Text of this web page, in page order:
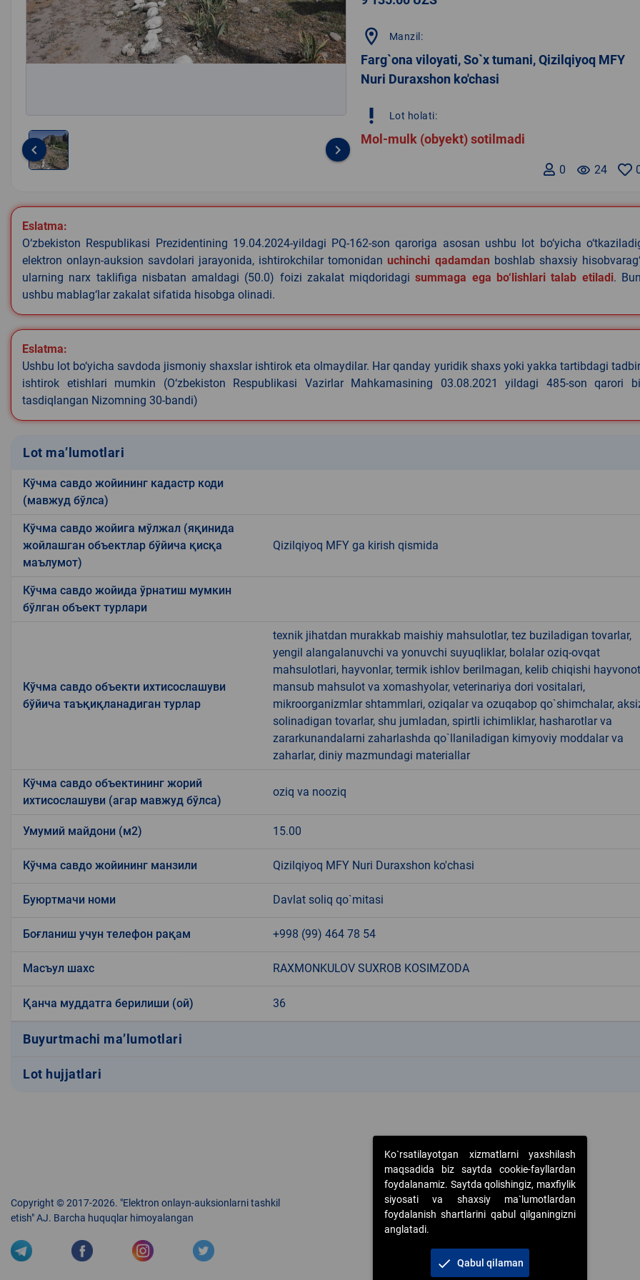
of
1
keyboard_arrow_left keyboard_arrow_right
location_on Manzil:
Farg`ona viloyati, So`x tumani, Qizilqiyoq MFY
Nuri Duraxshon ko'chasi
priority_high Lot holati:
Mol-mulk (obyekt) sotilmadi
remove_red_eye 24
0
Eslatma:
O‘zbekiston Respublikasi Prezidentining 19.04.2024-yildagi PQ-162-son qaroriga asosan ushbu lot bo‘yicha
elektron onlayn-auksion savdolari jarayonida, ishtirokchilar tomonidanuchinchi qadamdan boshlab shaxsiy
ularning narx taklifiga nisbatan amaldagi (50.0) foizi zakalat miqdoridagisummaga ega bo‘lishlari talab etiladi.
ushbu mablag‘lar zakalat sifatida hisobga olinadi.
Eslatma:
Ushbu lot bo‘yicha savdoda jismoniy shaxslar ishtirok eta olmaydilar. Har qanday yuridik shaxs yoki yakka tartibdagi
ishtirok etishlari mumkin (O‘zbekiston Respublikasi Vazirlar Mahkamasining 03.08.2021 yildagi 485-son qarori
tasdiqlangan Nizomning 30-bandi)
Lot ma’lumotlari
Кўчма савдо жойининг кадастр коди
(мавжуд бўлса)
Кўчма савдо жойига мўлжал (яқинида
жойлашган объектлар бўйича қисқа
маълумот)
Qizilqiyoq MFY ga kirish qismida
Кўчма савдо жойида ўрнатиш мумкин
бўлган объект турлари
Кўчма савдо объекти ихтисослашуви
бўйича таъқиқланадиган турлар
texnik jihatdan murakkab maishiy mahsulotlar, tez buziladigan tovarlar,
yengil alangalanuvchi va yonuvchi suyuqliklar, bolalar oziq-ovqat
mahsulotlari, hayvonlar, termik ishlov berilmagan, kelib chiqishi
mansub mahsulot va xomashyolar, veterinariya dori vositalari,
mikroorganizmlar shtammlari, oziqalar va ozuqabop qo`shimchalar,
solinadigan tovarlar, shu jumladan, spirtli ichimliklar, hasharotlar va
zararkunandalarni zaharlashda qo`llaniladigan kimyoviy moddalar va
zaharlar, diniy mazmundagi materiallar
Кўчма савдо объектининг жорий
ихтисослашуви (агар мавжуд бўлса)
oziq va nooziq
Умумий майдони (м2) 15.00
Кўчма савдо жойининг манзили Qizilqiyoq MFY Nuri Duraxshon ko'chasi
Буюртмачи номи Davlat soliq qo`mitasi
Боғланиш учун телефон рақам +998 (99) 464 78 54
Масъул шахс RAXMONKULOV SUXROB KOSIMZODA
Қанча муддатга берилиши (ой) 36
Buyurtmachi ma’lumotlari
Lot hujjatlari
Copyright © 2017-2026. "Elektron onlayn-auksionlarni tashkil
etish" AJ. Barcha huquqlar himoyalangan
Ko`rsatilayotgan xizmatlarni yaxshilash
maqsadida biz saytda cookie-fayllardan
foydalanamiz. Saytda qolishingiz, maxfiylik
siyosati va shaxsiy ma`lumotlardan
foydalanish shartlarini qabul qilganingizni
anglatadi.
check Qabul qilaman